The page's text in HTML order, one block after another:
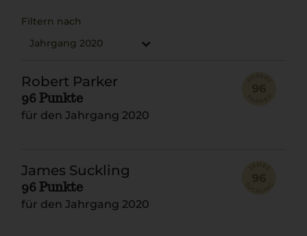
Filtern nach
Jahrgang 2020
Robert Parker
96 Punkte
für den Jahrgang 2020
James Suckling
96 Punkte
für den Jahrgang 2020